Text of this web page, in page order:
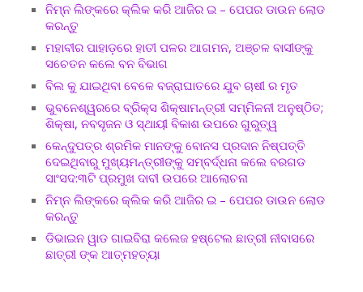
ନିମ୍ନ ଲିଙ୍କରେ କ୍ଲିକ କରି ଆଜିର ଇ – ପେପର ଡାଉନ ଲୋଡ
କରନ୍ତୁ
ମହାବୀର ପାହାଡ଼ରେ ହାତୀ ପଳର ଆଗମନ, ଅଞ୍ଚଳ ବାସୀଙ୍କୁ
ସଚେତନ କଲେ ବନ ବିଭାଗ
ବିଲ କୁ ଯାଇଥିବା ବେଳେ ବଜ୍ରାଘାତରେ ଯୁବ ଚାଷୀ ର ମୃତ
ଭୁବନେଶ୍ୱରରେ ବ୍ରିକ୍ସ ଶିକ୍ଷାମନ୍ତ୍ରୀ ସମ୍ମିଳନୀ ଅନୁଷ୍ଠିତ;
ଶିକ୍ଷା, ନବସୃଜନ ଓ ସ୍ଥାୟୀ ବିକାଶ ଉପରେ ଗୁରୁତ୍ୱ
କେନ୍ଦୁପତ୍ର ଶ୍ରମିକ ମାନଙ୍କୁ ବୋନସ ପ୍ରଦାନ ନିଷ୍ପତ୍ତି
ଦେଇଥିବାରୁ ମୁଖ୍ୟମନ୍ତ୍ରୀଙ୍କୁ ସମ୍ବର୍ଦ୍ଧନା କଲେ ବରଗଡ
ସାଂସଦ:୩ଟି ପ୍ରମୁଖ ଦାବୀ ଉପରେ ଆଲୋଚନା
ନିମ୍ନ ଲିଙ୍କରେ କ୍ଲିକ କରି ଆଜିର ଇ – ପେପର ଡାଉନ ଲୋଡ
କରନ୍ତୁ
ଡିଭାଇନ ୱାଡ ଗାଇବିରା କଲେଜ ହଷ୍ଟେଲ ଛାତ୍ରୀ ନୀବାସରେ
ଛାତ୍ରୀ ଙ୍କ ଆତ୍ମହତ୍ୟା